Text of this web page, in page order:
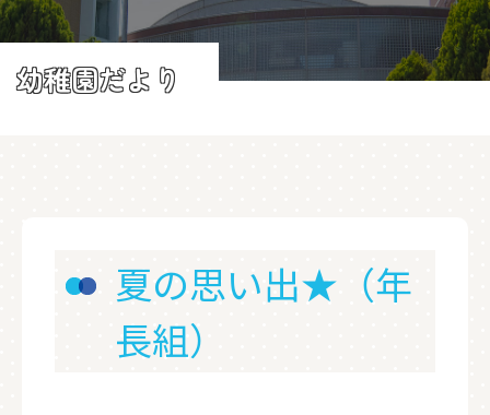
幼稚園だより
夏の思い出★（年
長組）